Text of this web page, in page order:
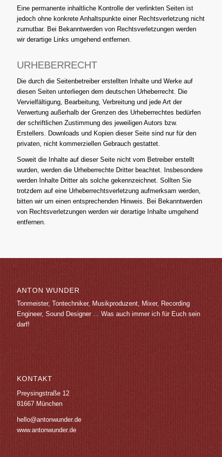
Eine permanente inhaltliche Kontrolle der verlinkten Seiten ist
jedoch ohne konkrete Anhaltspunkte einer Rechtsverletzung nicht
zumutbar. Bei Bekanntwerden von Rechtsverletzungen werden
wir derartige Links umgehend entfernen.
URHEBERRECHT
Die durch die Seitenbetreiber erstellten Inhalte und Werke auf
diesen Seiten unterliegen dem deutschen Urheberrecht. Die
Vervielfältigung, Bearbeitung, Verbreitung und jede Art der
Verwertung außerhalb der Grenzen des Urheberrechtes bedürfen
der schriftlichen Zustimmung des jeweiligen Autors bzw.
Erstellers. Downloads und Kopien dieser Seite sind nur für den
privaten, nicht kommerziellen Gebrauch gestattet.
Soweit die Inhalte auf dieser Seite nicht vom Betreiber erstellt
wurden, werden die Urheberrechte Dritter beachtet. Insbesondere
werden Inhalte Dritter als solche gekennzeichnet. Sollten Sie
trotzdem auf eine Urheberrechtsverletzung aufmerksam werden,
bitten wir um einen entsprechenden Hinweis. Bei Bekanntwerden
von Rechtsverletzungen werden wir derartige Inhalte umgehend
entfernen.
ANTON WUNDER
Tonmeister, Tontechniker, Musikproduzent, Mixer, Recording
Engineer, Sound Designer ... Was auch immer ich für Euch sein
darf!
KONTAKT
Preysingstraße 12
81667 München
hello@antonwunder.de
www.antonwunder.de